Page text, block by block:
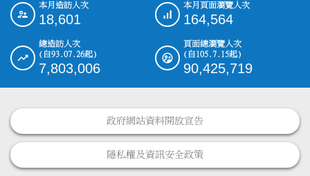
::: 本月造訪人次
18,601
本月頁面瀏覽人次
164,564
總造訪人次
(自93.07.26起)
7,803,006
頁面總瀏覽人次
(自105.7.15起)
90,425,719
政府網站資料開放宣告
隱私權及資訊安全政策